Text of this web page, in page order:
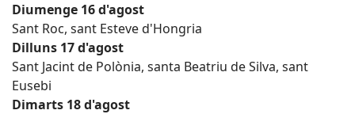
Diumenge 16 d'agost
Sant Roc, sant Esteve d'Hongria
Dilluns 17 d'agost
Sant Jacint de Polònia, santa Beatriu de Silva, sant
Eusebi
Dimarts 18 d'agost